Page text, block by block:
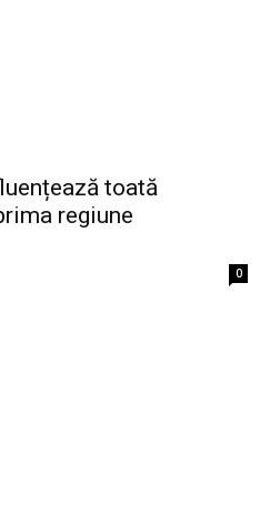
toată
regiune
0